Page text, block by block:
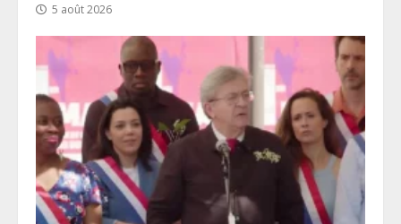
5 août 2026